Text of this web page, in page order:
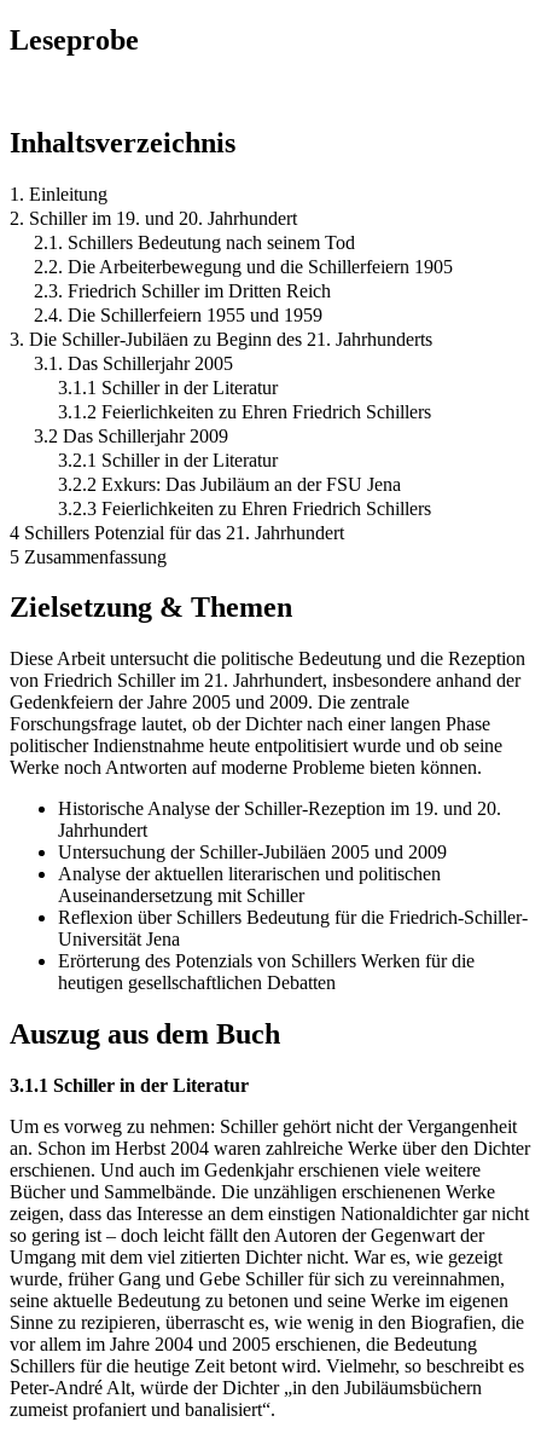
Leseprobe
Inhaltsverzeichnis
1. Einleitung
2. Schiller im 19. und 20. Jahrhundert
2.1. Schillers Bedeutung nach seinem Tod
2.2. Die Arbeiterbewegung und die Schillerfeiern 1905
2.3. Friedrich Schiller im Dritten Reich
2.4. Die Schillerfeiern 1955 und 1959
3. Die Schiller-Jubiläen zu Beginn des 21. Jahrhunderts
3.1. Das Schillerjahr 2005
3.1.1 Schiller in der Literatur
3.1.2 Feierlichkeiten zu Ehren Friedrich Schillers
3.2 Das Schillerjahr 2009
3.2.1 Schiller in der Literatur
3.2.2 Exkurs: Das Jubiläum an der FSU Jena
3.2.3 Feierlichkeiten zu Ehren Friedrich Schillers
4 Schillers Potenzial für das 21. Jahrhundert
5 Zusammenfassung
Zielsetzung & Themen
Diese Arbeit untersucht die politische Bedeutung und die Rezeption
von Friedrich Schiller im 21. Jahrhundert, insbesondere anhand der
Gedenkfeiern der Jahre 2005 und 2009. Die zentrale
Forschungsfrage lautet, ob der Dichter nach einer langen Phase
politischer Indienstnahme heute entpolitisiert wurde und ob seine
Werke noch Antworten auf moderne Probleme bieten können.
Historische Analyse der Schiller-Rezeption im 19. und 20.
Jahrhundert
Untersuchung der Schiller-Jubiläen 2005 und 2009
Analyse der aktuellen literarischen und politischen
Auseinandersetzung mit Schiller
Reflexion über Schillers Bedeutung für die Friedrich-Schiller-
Universität Jena
Erörterung des Potenzials von Schillers Werken für die
heutigen gesellschaftlichen Debatten
Auszug aus dem Buch
3.1.1 Schiller in der Literatur
Um es vorweg zu nehmen: Schiller gehört nicht der Vergangenheit
an. Schon im Herbst 2004 waren zahlreiche Werke über den Dichter
erschienen. Und auch im Gedenkjahr erschienen viele weitere
Bücher und Sammelbände. Die unzähligen erschienenen Werke
zeigen, dass das Interesse an dem einstigen Nationaldichter gar nicht
so gering ist – doch leicht fällt den Autoren der Gegenwart der
Umgang mit dem viel zitierten Dichter nicht. War es, wie gezeigt
wurde, früher Gang und Gebe Schiller für sich zu vereinnahmen,
seine aktuelle Bedeutung zu betonen und seine Werke im eigenen
Sinne zu rezipieren, überrascht es, wie wenig in den Biografien, die
vor allem im Jahre 2004 und 2005 erschienen, die Bedeutung
Schillers für die heutige Zeit betont wird. Vielmehr, so beschreibt es
Peter-André Alt, würde der Dichter „in den Jubiläumsbüchern
zumeist profaniert und banalisiert“.